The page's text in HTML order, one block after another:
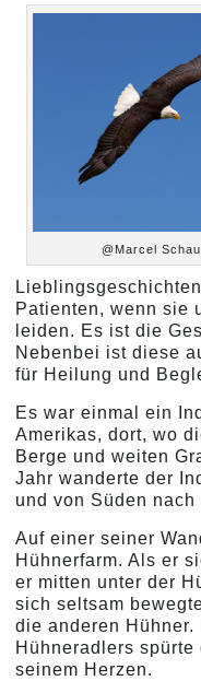
@Marcel
Patienten, wenn sie
leiden. Es ist die
Nebenbei ist diese
für Heilung und
Es war einmal ein
Amerikas, dort, wo
Berge und weiten
Jahr wanderte der
und von Süden nach
Auf einer seiner
Hühnerfarm. Als er
er mitten unter der
sich seltsam
die anderen
Hühneradlers
seinem Herzen.